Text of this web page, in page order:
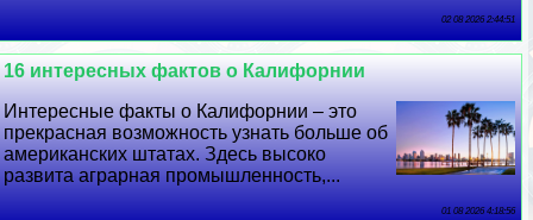
02 08 2026 2:44:51
16 интересных фактов о Калифорнии
Интересные факты о Калифорнии – это
прекрасная возможность узнать больше об
американских штатах. Здесь высоко
развита аграрная промышленность,...
01 08 2026 4:18:56